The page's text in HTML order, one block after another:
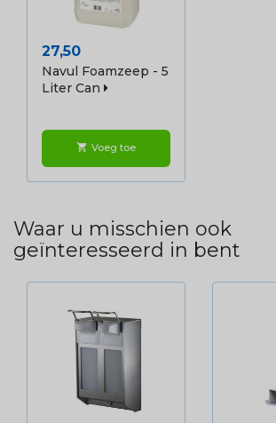
Prijs
27,50
Navul Foamzeep - 5
Liter Can
shopping_cart Voeg toe
Waar u misschien ook
geïnteresseerd in bent